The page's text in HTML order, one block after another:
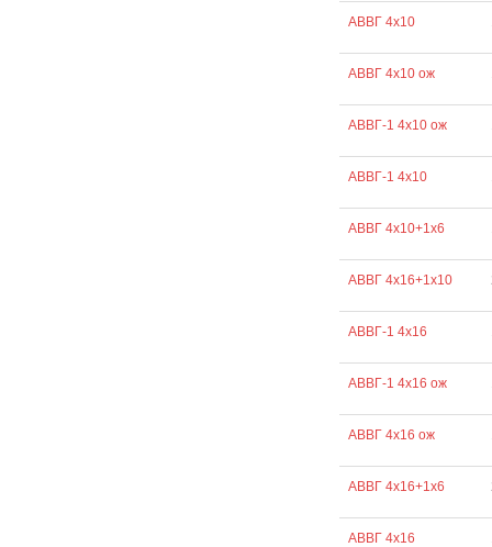
АВВГ 4х10
АВВГ 4х10 ож
АВВГ-1 4х10 ож
АВВГ-1 4х10
АВВГ 4х10+1х6
АВВГ 4х16+1х10
АВВГ-1 4х16
АВВГ-1 4х16 ож
АВВГ 4х16 ож
АВВГ 4х16+1х6
АВВГ 4х16